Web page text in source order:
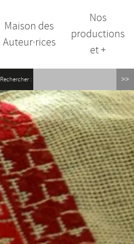
Maison des
Auteur·rices
Nos
productions
et +
Rechercher :